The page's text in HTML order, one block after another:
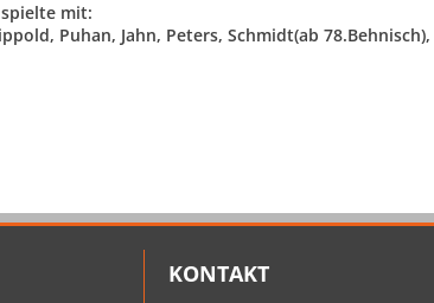
spielte mit:
Puhan, Jahn, Peters, Schmidt(ab 78.Behnisch),
KONTAKT